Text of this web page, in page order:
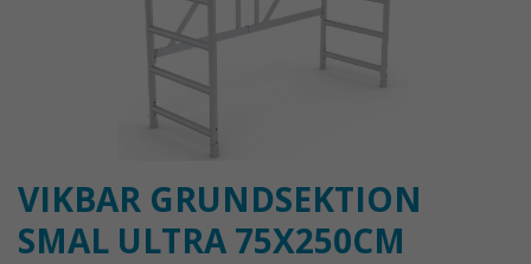
VIKBAR GRUNDSEKTION
SMAL ULTRA 75X250CM